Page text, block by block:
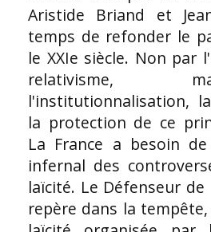
Aristide Briand et
temps de refonder le
le XXIe siècle. Non par
relativisme,
l'institutionnalisation,
la protection de ce
La France a besoin
infernal des
laïcité. Le Défenseur
repère dans la